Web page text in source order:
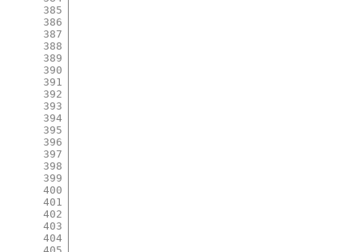
385
386
387
388
389
390
391
392
393
394
395
396
397
398
399
400
401
402
403
404